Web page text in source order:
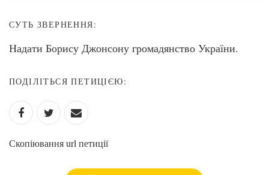
СУТЬ ЗВЕРНЕННЯ:
Надати Борису Джонсону громадянство України.
ПОДІЛІТЬСЯ ПЕТИЦІЄЮ:
Скопіювання url петиції